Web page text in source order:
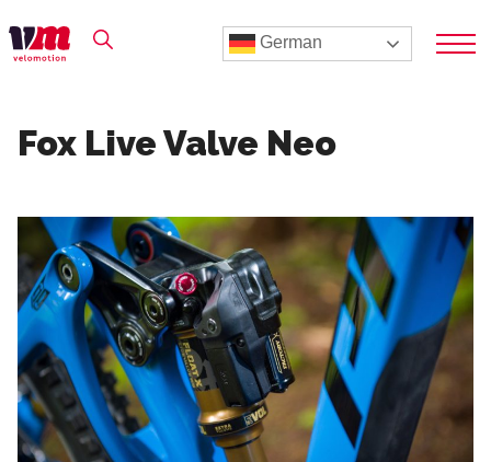
German
Fox Live Valve Neo